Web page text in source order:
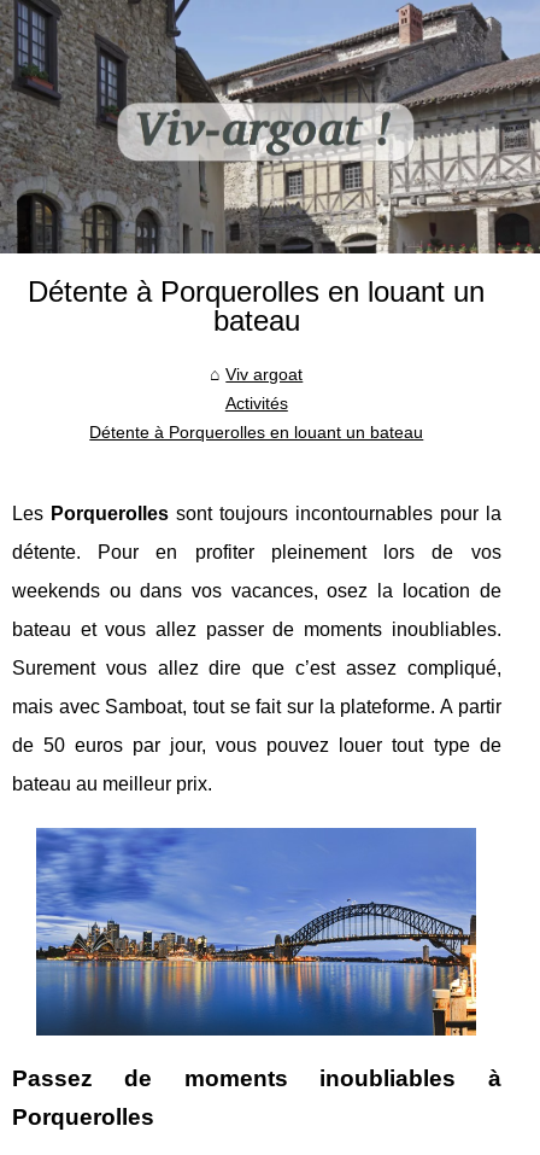
Détente à Porquerolles en louant un
bateau
Viv argoat
Activités
Détente à Porquerolles en louant un bateau
Les Porquerollessont toujours incontournables pour la
détente. Pour en profiter pleinement lors de vos
weekends ou dans vos vacances, osez la location de
bateau et vous allez passer de moments inoubliables.
Surement vous allez dire que c’est assez compliqué,
mais avec Samboat, tout se fait sur la plateforme. A partir
de 50 euros par jour, vous pouvez louer tout type de
bateau au meilleur prix.
Passez de moments inoubliables à
Porquerolles